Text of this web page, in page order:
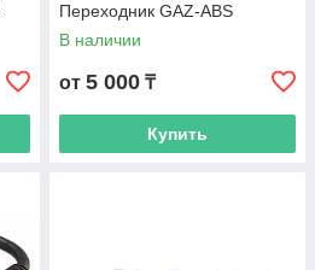
Переходник GAZ-ABS
В наличии
от 5 000 ₸
Купить